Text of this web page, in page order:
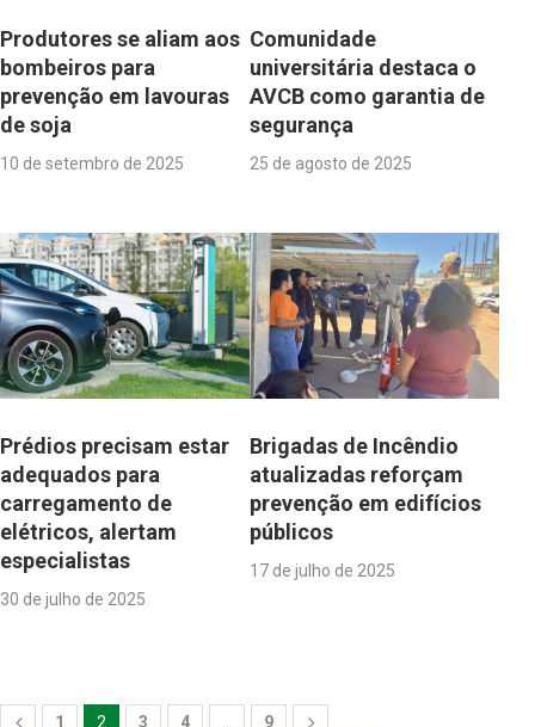
Produtores se aliam aos
bombeiros para
prevenção em lavouras
de soja
10 de setembro de 2025
Comunidade
universitária destaca o
AVCB como garantia de
segurança
25 de agosto de 2025
Prédios precisam estar
adequados para
carregamento de
elétricos, alertam
especialistas
30 de julho de 2025
Brigadas de Incêndio
atualizadas reforçam
prevenção em edifícios
públicos
17 de julho de 2025
1 2 3 4 … 9